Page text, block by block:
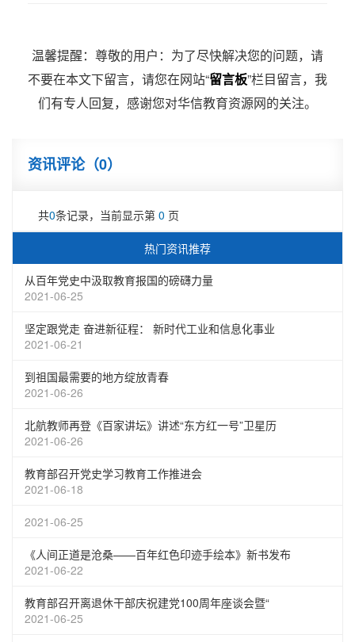
温馨提醒：尊敬的用户：为了尽快解决您的问题，请
不要在本文下留言，请您在网站“留言板”栏目留言，我
们有专人回复，感谢您对华信教育资源网的关注。
资讯评论（0）
共0条记录，当前显示第 0 页
热门资讯推荐
从百年党史中汲取教育报国的磅礴力量
2021-06-25
坚定跟党走 奋进新征程： 新时代工业和信息化事业
2021-06-21
到祖国最需要的地方绽放青春
2021-06-26
北航教师再登《百家讲坛》讲述“东方红一号”卫星历
2021-06-26
教育部召开党史学习教育工作推进会
2021-06-18
2021-06-25
《人间正道是沧桑——百年红色印迹手绘本》新书发布
2021-06-22
教育部召开离退休干部庆祝建党100周年座谈会暨“
2021-06-25